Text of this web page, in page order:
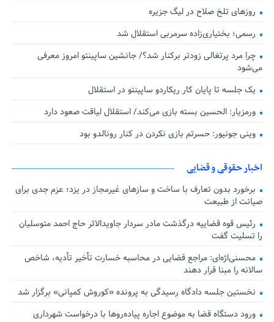
روزهای تلخ صلاح در لیگ جزیره
رسمی؛ بختیاری‌زاده سرمربی استقلال شد
چرا مرد پرتغالی زودتر برکنار شد؟/ جانشین ساپینتو امروز معرفی
می‌شود
یک جلسه تا پایان کار ریکاردو ساپینتو در استقلال
ورمزیار: الحسین بسته بازی می‌کند/ استقلال لیاقت صعود دارد
وینی جونیور: حسرتم بازی نکردن در کنار رونالدو بود
اخبار حقوقی و قضایی
برخورد بدون تعارف با ساخت‌ و سازهای غیرمجاز در یزد؛ عزم جدی برای
صیانت از طبیعت
رئیس قوه قضاییه درگذشت مادر سردار جاویدالاثر حاج احمد متوسلیان
را تسلیت گفت
محسنی‌اژه‌ای: مراجع قضایی در محاسبه خسارت تأخیر تأدیه، شاخص
سالانه را مبنا قرار دهند
نخستین جلسه دادگاه رسیدگی به پرونده «کوروش کمپانی» برگزار شد
ورود دستگاه قضا به موضوع اجاره پیاده‌روها با درخواست شهرداری